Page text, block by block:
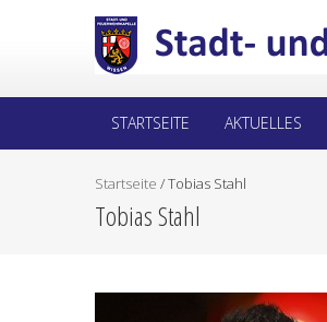
STARTSEITE AKTUELLES
Startseite /Tobias Stahl
Tobias Stahl